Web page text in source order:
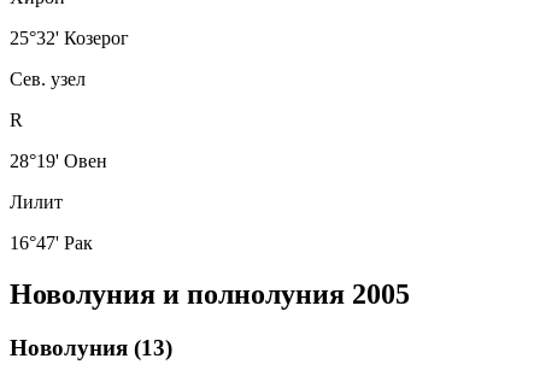
25°32' Козерог
Сев. узел
R
28°19' Овен
Лилит
16°47' Рак
Новолуния и полнолуния 2005
Новолуния (13)